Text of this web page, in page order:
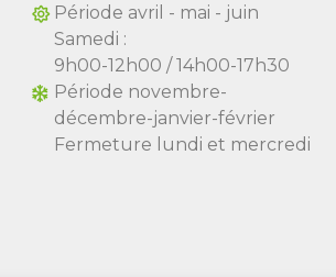
Période avril - mai - juin
Samedi :
9h00-12h00 / 14h00-17h30
Période novembre-
décembre-janvier-février
Fermeture lundi et mercredi